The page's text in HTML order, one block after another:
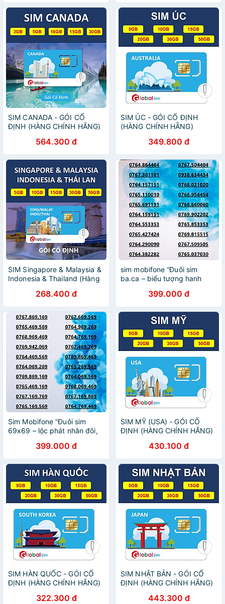
CHƯA KÍCH HOẠT, PHẢI
ĐĂNG KÝ CHÍNH CHỦ] -
HÀNG CHÍNH HÃNG
SIM CANADA - GÓI CỐ
ĐỊNH (HÀNG CHÍNH HÃNG)
564.300 đ
SIM ÚC - GÓI CỐ ĐỊNH
(HÀNG CHÍNH HÃNG)
349.800 đ
SIM Singapore & Malaysia &
Indonesia & Thailand (Hàng
268.400 đ
sim mobifone “Đuôi sim
ba.ca – biểu tượng hanh
lộc bền lâu!”ưu đãi data
4G/5G 180GB [SIM CHƯA
KÍCH HOẠT, PHẢI ĐĂNG KÝ
CHÍNH- HÀNG CHÍNH HÃNG
399.000 đ
Sim Mobifone “Đuôi sim
69x69 – lộc phát nhân đôi,
dài lâu!”ưu đãi data 4G/5G
180GB [SIM CHƯA KÍCH
HOẠT, PHẢI ĐĂNG KÝ
CHÍNH- HÀNG CHÍNH HÃNG
399.000 đ
SIM MỸ (USA) - GÓI CỐ
ĐỊNH (HÀNG CHÍNH HÃNG)
430.100 đ
SIM HÀN QUỐC - GÓI CỐ
ĐỊNH (HÀNG CHÍNH HÃNG)
322.300 đ
SIM NHẬT BẢN - GÓI CỐ
ĐỊNH (HÀNG CHÍNH HÃNG)
443.300 đ